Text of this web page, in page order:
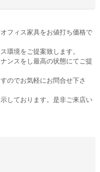
フィス家具をお値打ち価格で
環境をご提案致します。
ンスをし最高の状態にてご提
のでお気軽にお問合せ下さ
しております。是非ご来店い